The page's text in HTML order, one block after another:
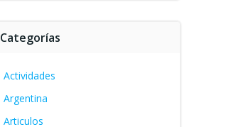
Categorías
Actividades
Argentina
Articulos